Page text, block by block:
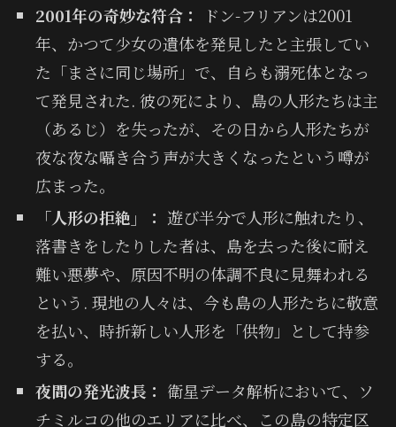
2001年の奇妙な符合：
ドン-フリアンは2001
年、かつて少女の遺体を発見したと主張してい
た「まさに同じ場所」で、自らも溺死体となっ
て発見された. 彼の死により、島の人形たちは主
（あるじ）を失ったが、その日から人形たちが
夜な夜な囁き合う声が大きくなったという噂が
広まった。
「人形の拒絶」： 遊び半分で人形に触れたり、
落書きをしたりした者は、島を去った後に耐え
難い悪夢や、原因不明の体調不良に見舞われる
という. 現地の人々は、今も島の人形たちに敬意
を払い、時折新しい人形を「供物」として持参
する。
夜間の発光波長： 衛星データ解析において、ソ
チミルコの他のエリアに比べ、この島の特定区